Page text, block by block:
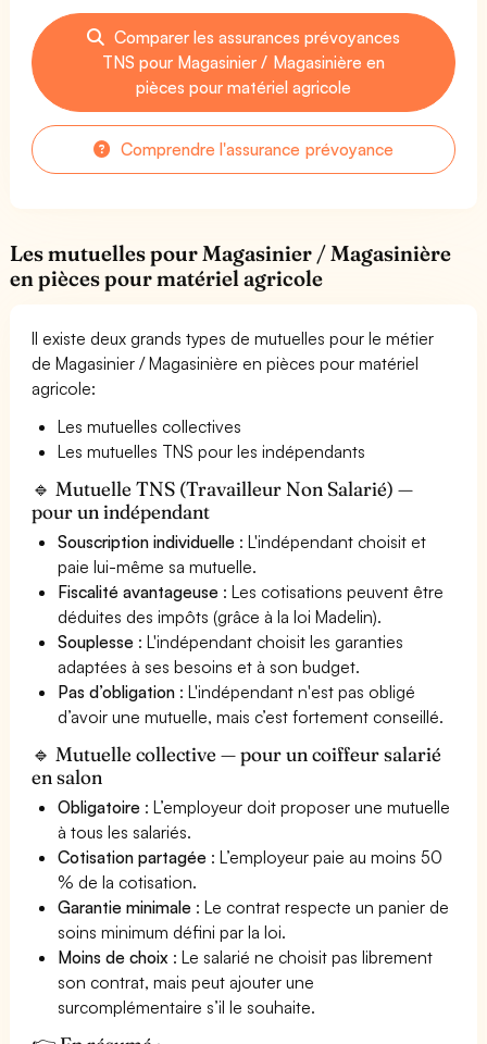
Comparer les assurances prévoyances
TNS pour Magasinier / Magasinière en
pièces pour matériel agricole
Comprendre l'assurance prévoyance
Les mutuelles pour Magasinier / Magasinière
en pièces pour matériel agricole
Il existe deux grands types de mutuelles pour le métier
de Magasinier / Magasinière en pièces pour matériel
agricole:
Les mutuelles collectives
Les mutuelles TNS pour les indépendants
🔹 Mutuelle TNS (Travailleur Non Salarié) —
pour un indépendant
Souscription individuelle : L'indépendant choisit et
paie lui-même sa mutuelle.
Fiscalité avantageuse : Les cotisations peuvent être
déduites des impôts (grâce à la loi Madelin).
Souplesse : L'indépendant choisit les garanties
adaptées à ses besoins et à son budget.
Pas d’obligation : L'indépendant n'est pas obligé
d’avoir une mutuelle, mais c’est fortement conseillé.
🔹 Mutuelle collective — pour un coiffeur salarié
en salon
Obligatoire : L’employeur doit proposer une mutuelle
à tous les salariés.
Cotisation partagée : L’employeur paie au moins 50
% de la cotisation.
Garantie minimale : Le contrat respecte un panier de
soins minimum défini par la loi.
Moins de choix : Le salarié ne choisit pas librement
son contrat, mais peut ajouter une
surcomplémentaire s’il le souhaite.